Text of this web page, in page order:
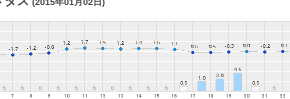
(2015年01月02日)